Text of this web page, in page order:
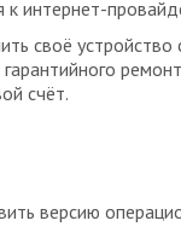
к интернет-
своё
счёт.
версию